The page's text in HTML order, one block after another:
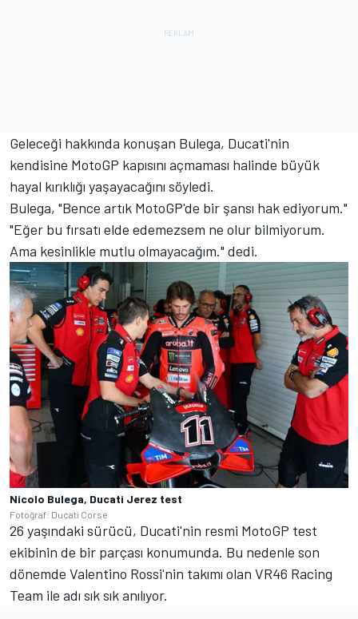
Geleceği hakkında konuşan Bulega, Ducati'nin
kendisine MotoGP kapısını açmaması halinde büyük
hayal kırıklığı yaşayacağını söyledi.
Bulega, "Bence artık MotoGP'de bir şansı hak ediyorum."
"Eğer bu fırsatı elde edemezsem ne olur bilmiyorum.
Ama kesinlikle mutlu olmayacağım." dedi.
Nicolo Bulega, Ducati Jerez test
Fotoğraf: Ducati Corse
26 yaşındaki sürücü, Ducati'nin resmi MotoGP test
ekibinin de bir parçası konumunda. Bu nedenle son
dönemde Valentino Rossi'nin takımı olan VR46 Racing
Team ile adı sık sık anılıyor.